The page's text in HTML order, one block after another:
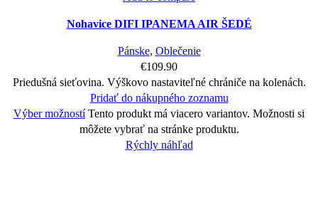
Nohavice DIFI IPANEMA AIR ŠEDÉ
Pánske, Oblečenie
€109.90
Priedušná sieťovina. Výškovo nastaviteľné chrániče na kolenách.
Pridať do nákupného zoznamu
Výber možností Tento produkt má viacero variantov. Možnosti si
môžete vybrať na stránke produktu.
Rýchly náhľad